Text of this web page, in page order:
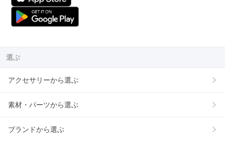
選ぶ
アクセサリーから選ぶ
素材・パーツから選ぶ
ブランドから選ぶ